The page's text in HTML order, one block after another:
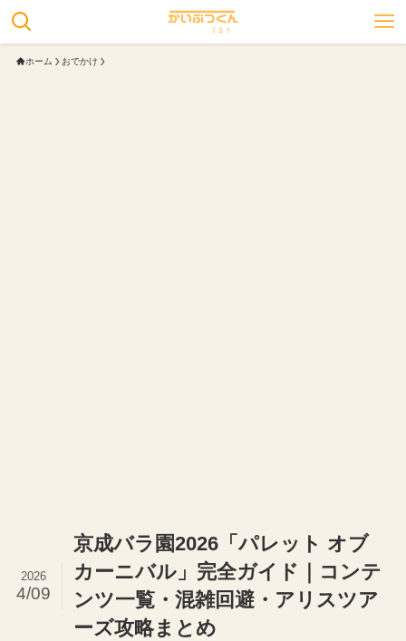
ホーム おでかけ
京成バラ園2026「パレット オブ
カーニバル」完全ガイド｜コンテ
ンツ一覧・混雑回避・アリスツア
ーズ攻略まとめ
2026
4/09